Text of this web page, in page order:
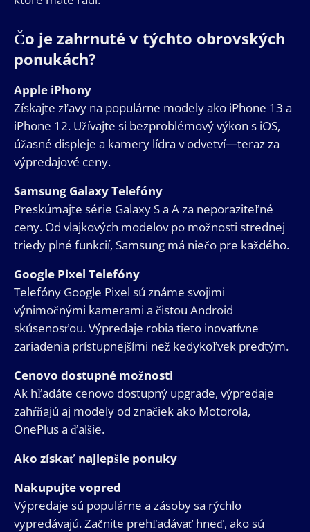
Čo je zahrnuté v týchto obrovských
ponukách?
Apple iPhony
Získajte zľavy na populárne modely ako iPhone 13 a
iPhone 12. Užívajte si bezproblémový výkon s iOS,
úžasné displeje a kamery lídra v odvetví—teraz za
výpredajové ceny.
Samsung Galaxy Telefóny
Preskúmajte série Galaxy S a A za neporaziteľné
ceny. Od vlajkových modelov po možnosti strednej
triedy plné funkcií, Samsung má niečo pre každého.
Google Pixel Telefóny
Telefóny Google Pixel sú známe svojimi
výnimočnými kamerami a čistou Android
skúsenosťou. Výpredaje robia tieto inovatívne
zariadenia prístupnejšími než kedykoľvek predtým.
Cenovo dostupné možnosti
Ak hľadáte cenovo dostupný upgrade, výpredaje
zahŕňajú aj modely od značiek ako Motorola,
OnePlus a ďalšie.
Ako získať najlepšie ponuky
Nakupujte vopred
Výpredaje sú populárne a zásoby sa rýchlo
vypredávajú. Začnite prehľadávať hneď, ako sú